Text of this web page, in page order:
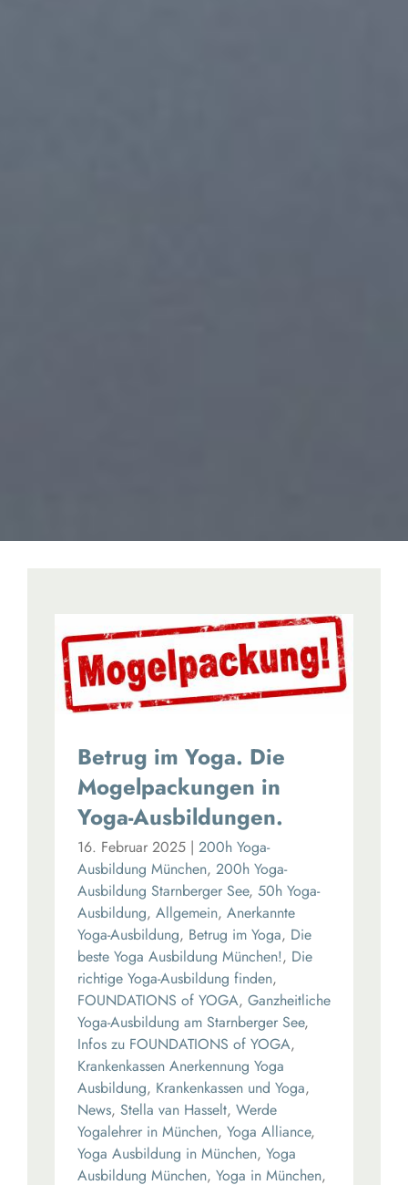
Betrug im Yoga. Die
Mogelpackungen in
Yoga-Ausbildungen.
16. Februar 2025 | 200h Yoga-
Ausbildung München, 200h Yoga-
Ausbildung Starnberger See, 50h Yoga-
Ausbildung, Allgemein, Anerkannte
Yoga-Ausbildung, Betrug im Yoga, Die
beste Yoga Ausbildung München!, Die
richtige Yoga-Ausbildung finden,
FOUNDATIONS of YOGA, Ganzheitliche
Yoga-Ausbildung am Starnberger See,
Infos zu FOUNDATIONS of YOGA,
Krankenkassen Anerkennung Yoga
Ausbildung, Krankenkassen und Yoga,
News, Stella van Hasselt, Werde
Yogalehrer in München, Yoga Alliance,
Yoga Ausbildung in München, Yoga
Ausbildung München, Yoga in München,